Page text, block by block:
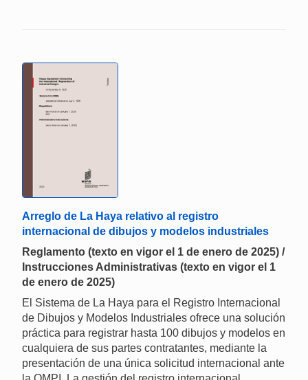
Arreglo de La Haya relativo al registro
internacional de dibujos y modelos industriales
Reglamento (texto en vigor el 1 de enero de 2025) /
Instrucciones Administrativas (texto en vigor el 1
de enero de 2025)
El Sistema de La Haya para el Registro Internacional
de Dibujos y Modelos Industriales ofrece una solución
práctica para registrar hasta 100 dibujos y modelos en
cualquiera de sus partes contratantes, mediante la
presentación de una única solicitud internacional ante